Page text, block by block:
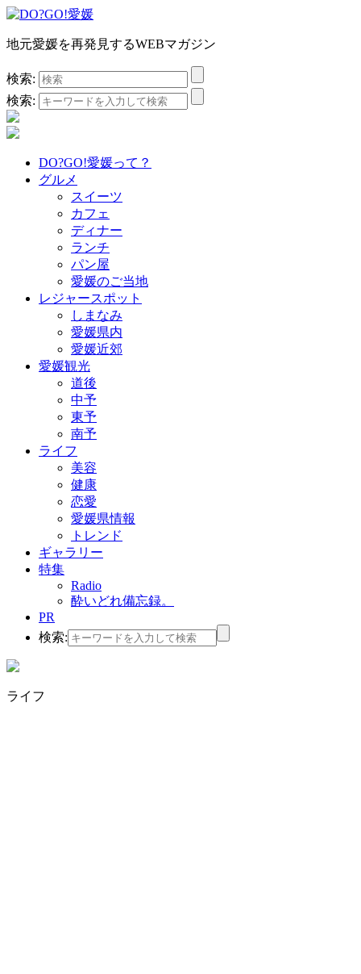
地元愛媛を再発見するWEBマガジン
検索:
検索:
DO?GO!愛媛って？
グルメ
スイーツ
カフェ
ディナー
ランチ
パン屋
愛媛のご当地
レジャースポット
しまなみ
愛媛県内
愛媛近郊
愛媛観光
道後
中予
東予
南予
ライフ
美容
健康
恋愛
愛媛県情報
トレンド
ギャラリー
特集
Radio
酔いどれ備忘録。
PR
検索:
ライフ